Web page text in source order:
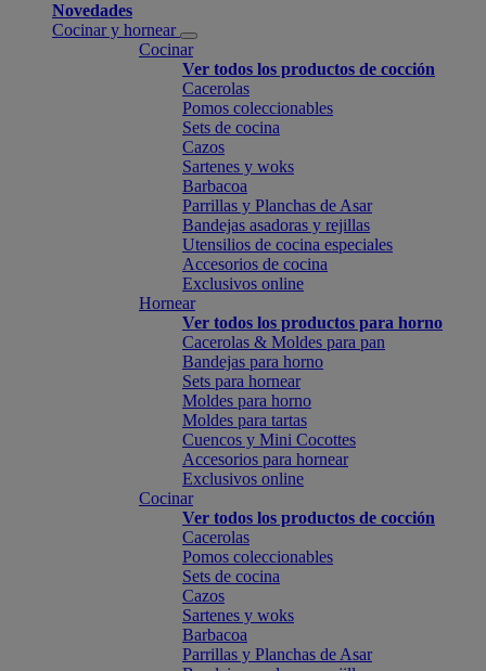
Novedades
Cocinar y hornear
Cocinar
Ver todos los productos de cocción
Cacerolas
Pomos coleccionables
Sets de cocina
Cazos
Sartenes y woks
Barbacoa
Parrillas y Planchas de Asar
Bandejas asadoras y rejillas
Utensilios de cocina especiales
Accesorios de cocina
Exclusivos online
Hornear
Ver todos los productos para horno
Cacerolas & Moldes para pan
Bandejas para horno
Sets para hornear
Moldes para horno
Moldes para tartas
Cuencos y Mini Cocottes
Accesorios para hornear
Exclusivos online
Cocinar
Ver todos los productos de cocción
Cacerolas
Pomos coleccionables
Sets de cocina
Cazos
Sartenes y woks
Barbacoa
Parrillas y Planchas de Asar